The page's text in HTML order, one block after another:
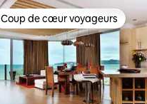
Coup de cœur voyageurs
Coup de cœur voyageurs